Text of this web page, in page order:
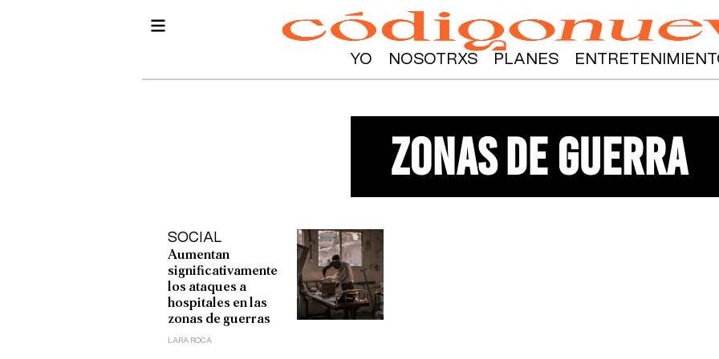
YO NOSOTRXS PLANES
zonas de guerra
SOCIAL
Aumentan
significativamente
los ataques a
hospitales en las
zonas de guerras
LARA ROCA